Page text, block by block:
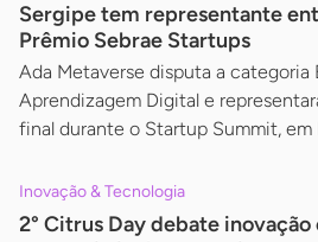
Sergipe tem representante
Prêmio Sebrae Startups
Ada Metaverse disputa a categoria
Aprendizagem Digital e
final durante o Startup Summit, em
Inovação & Tecnologia
2° Citrus Day debate